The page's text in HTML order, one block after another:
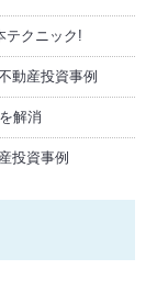
テクニック!
動産投資事例
解消
投資事例